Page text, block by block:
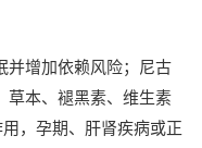
并增加依赖风险；尼古
草本、褪黑素、维生素
，孕期、肝肾疾病或正